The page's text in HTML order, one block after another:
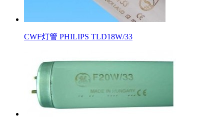
CWF灯管 PHILIPS TLD18W/33